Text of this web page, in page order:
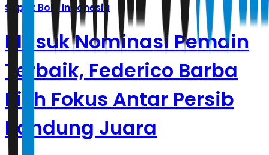
Sepak Bola Indonesia
Masuk Nominasi Pemain
Terbaik, Federico Barba
Pilih Fokus Antar Persib
Bandung Juara